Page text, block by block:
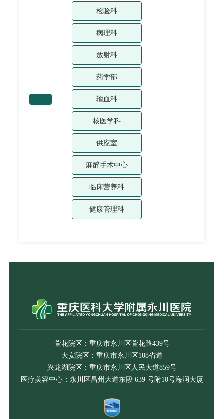
检验科
病理科
放射科
药学部
输血科
核医学科
供应室
麻醉手术中心
临床营养科
健康管理科
萱花院区：重庆市永川区萱花路439号
大安院区：重庆市永川区108省道
兴龙湖院区：重庆市永川区人民大道859号
医疗美容中心：永川区昌州大道东段 639 号附10号海润大厦